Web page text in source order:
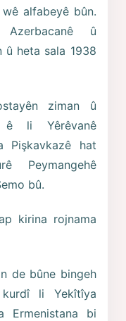
alfabeyê bûn.
û
û heta sala 1938
ziman û
ê li Yêrêvanê
Pişkavkazê hat
Peymangehê
bû.
kirina rojnama
de bûne bingeh
li Yekîtîya
bi